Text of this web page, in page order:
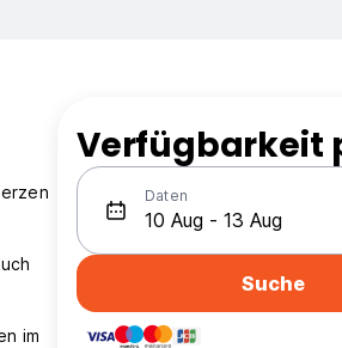
im
Verfügbarkeit
Daten
Suche